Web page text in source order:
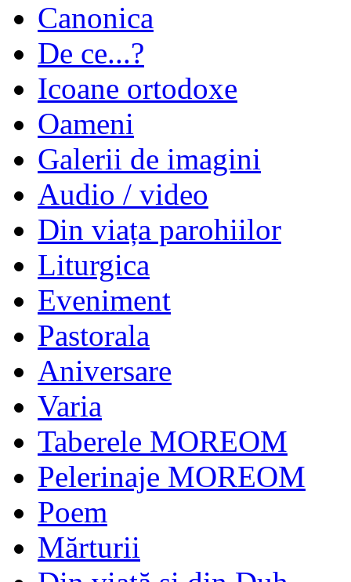
Canonica
De ce...?
Icoane ortodoxe
Oameni
Galerii de imagini
Audio / video
Din viața parohiilor
Liturgica
Eveniment
Pastorala
Aniversare
Varia
Taberele MOREOM
Pelerinaje MOREOM
Poem
Mărturii